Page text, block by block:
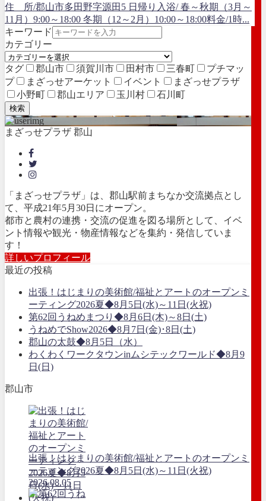
住 所/郡山市多田野字源田5 日帰り入浴/ 春～秋期（3月～
11月）9:00～18:00 冬期（12～2月）10:00～18:00料金/1時...
キーワード
カテゴリー
タグ 郡山市 須賀川市 田村市 三春町
プチマッ
プ
まざっせアーケット イベント
まざっせプラザ
小野町
郡山エリア 玉川村 石川町
検索
まざっせプラザ 郡山
「まざっせプラザ」は、郡山駅前まちなか交流拠点とし
て、平成21年5月30日にオープン。
都市と農村の連携・交流の促進を図る場所として、イベ
ント情報や観光・物産情報などを集約・発信していま
す！
詳しいプロフィール
最近の投稿
出張！はじまりの美術館/福祉とアートのオープンミ
ーティング2026夏◆8月5日(水)～11日(火祝)
第62回うねめまつり◆8月6日(木)～8日(土)
うねめでShow2026◆8月7日(金)･8日(土)
郡山の太鼓◆8月5日（水）
わくわくワークタウンinムシテックワールド◆8月9
日(日)
郡山市
出張！はじまりの美術館/福祉とアートのオープンミ
ーティング2026夏◆8月5日(水)～11日(火祝)
2026.08.05